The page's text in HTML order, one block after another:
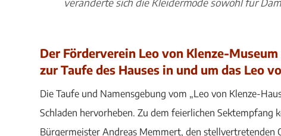
Der Förderverein Leo von Klenze-
zur Taufe des Hauses in und um das Leo
Die Taufe und Namensgebung vom „Leo von Klenze-
Schladen hervorheben. Zu dem feierlichen Sektempfang
Bürgermeister Andreas Memmert, den